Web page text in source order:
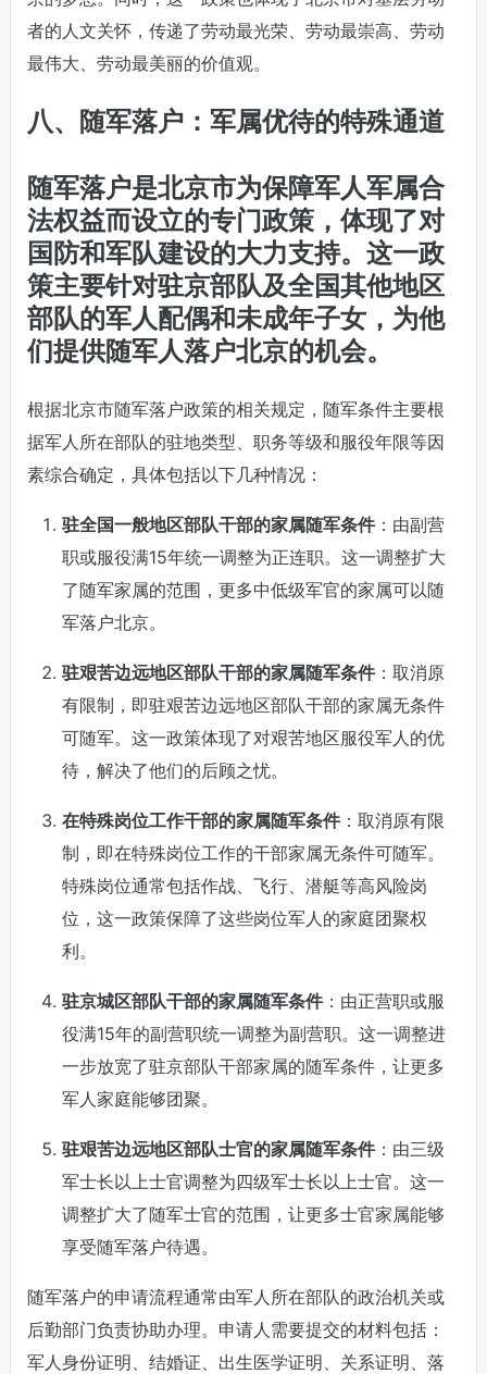
者的人文关怀，传递了劳动最光荣、劳动最崇高、劳动
最伟大、劳动最美丽的价值观。
八、随军落户：军属优待的特殊通道
随军落户是北京市为保障军人军属合
法权益而设立的专门政策，体现了对
国防和军队建设的大力支持。这一政
策主要针对驻京部队及全国其他地区
部队的军人配偶和未成年子女，为他
们提供随军人落户北京的机会。
根据北京市随军落户政策的相关规定，随军条件主要根
据军人所在部队的驻地类型、职务等级和服役年限等因
素综合确定，具体包括以下几种情况：
驻全国一般地区部队干部的家属随军条件：由副营
职或服役满15年统一调整为正连职。这一调整扩大
了随军家属的范围，更多中低级军官的家属可以随
军落户北京。
驻艰苦边远地区部队干部的家属随军条件：取消原
有限制，即驻艰苦边远地区部队干部的家属无条件
可随军。这一政策体现了对艰苦地区服役军人的优
待，解决了他们的后顾之忧。
在特殊岗位工作干部的家属随军条件：取消原有限
制，即在特殊岗位工作的干部家属无条件可随军。
特殊岗位通常包括作战、飞行、潜艇等高风险岗
位，这一政策保障了这些岗位军人的家庭团聚权
利。
驻京城区部队干部的家属随军条件：由正营职或服
役满15年的副营职统一调整为副营职。这一调整进
一步放宽了驻京部队干部家属的随军条件，让更多
军人家庭能够团聚。
驻艰苦边远地区部队士官的家属随军条件：由三级
军士长以上士官调整为四级军士长以上士官。这一
调整扩大了随军士官的范围，让更多士官家属能够
享受随军落户待遇。
随军落户的申请流程通常由军人所在部队的政治机关或
后勤部门负责协助办理。申请人需要提交的材料包括：
军人身份证明、结婚证、出生医学证明、关系证明、落